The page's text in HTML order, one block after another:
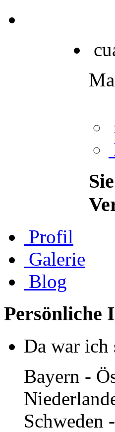
Profil
Galerie
Blog
Persönliche
Da war ich
Bayern -
Schweden